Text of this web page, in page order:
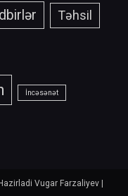
Təhsil
İncəsənət
Vugar Farzaliyev |